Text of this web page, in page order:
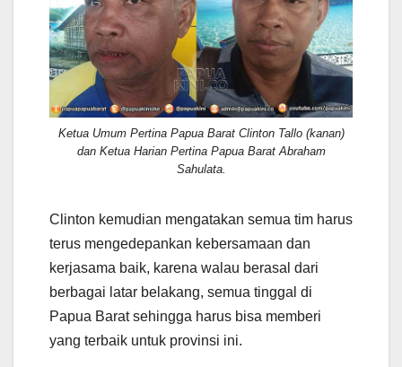
Ketua Umum Pertina Papua Barat Clinton Tallo (kanan)
dan Ketua Harian Pertina Papua Barat Abraham
Sahulata.
Clinton kemudian mengatakan semua tim harus
terus mengedepankan kebersamaan dan
kerjasama baik, karena walau berasal dari
berbagai latar belakang, semua tinggal di
Papua Barat sehingga harus bisa memberi
yang terbaik untuk provinsi ini.